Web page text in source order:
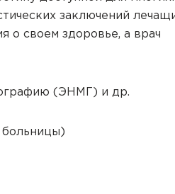
заключений
о своем здоровье, а врач
(ЭНМГ) и др.
больницы)
ознакомлен и согласен с условиями
ознакомлен и согласен с условиями